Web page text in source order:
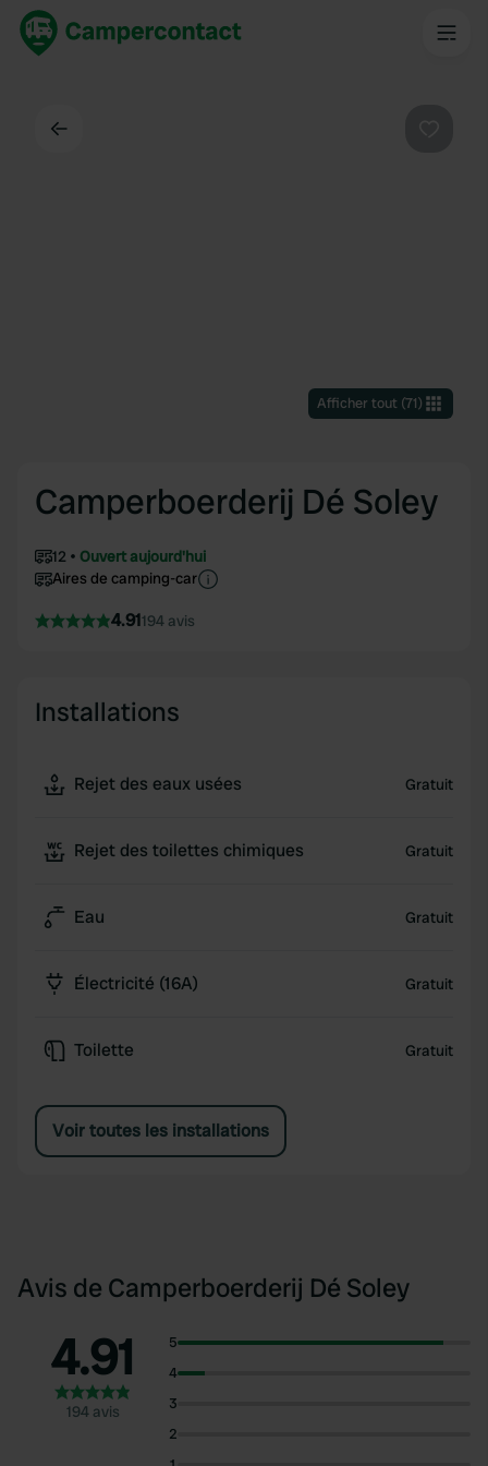
Afficher tout(71)
Camperboerderij Dé Soley
12
Ouvert aujourd'hui
Aires de camping-car
4.91194 avis
Installations
Rejet des eaux usées Gratuit
Rejet des toilettes chimiques Gratuit
Eau Gratuit
Électricité (16A) Gratuit
Toilette Gratuit
Voir toutes les installations
Avis de Camperboerderij Dé Soley
4.91
194 avis
5
4
3
2